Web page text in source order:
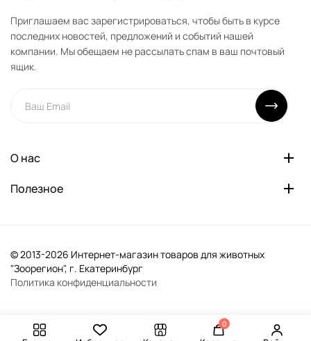
Приглашаем вас зарегистрироваться, чтобы быть в курсе
последних новостей, предложений и событий нашей
компании. Мы обещаем не рассылать спам в ваш почтовый
ящик.
О нас
Полезное
© 2013-2026 Интернет-магазин товаров для животных
"Зоорегион", г. Екатеринбург
Политика конфиденциальности
0